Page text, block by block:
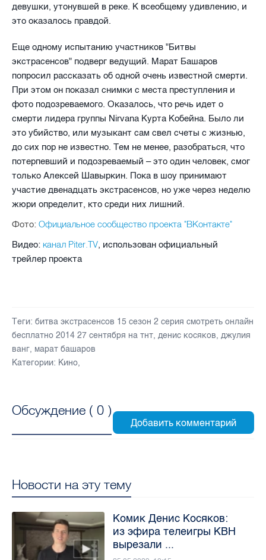
девушки, утонувшей в реке. К всеобщему удивлению, и
это оказалось правдой.
Еще одному испытанию участников "Битвы
экстрасенсов" подверг ведущий. Марат Башаров
попросил рассказать об одной очень известной смерти.
При этом он показал снимки с места преступления и
фото подозреваемого. Оказалось, что речь идет о
смерти лидера группы Nirvana Курта Кобейна. Было ли
это убийство, или музыкант сам свел счеты с жизнью,
до сих пор не известно. Тем не менее, разобраться, что
потерпевший и подозреваемый – это один человек, смог
только Алексей Шавыркин. Пока в шоу принимают
участие двенадцать экстрасенсов, но уже через неделю
жюри определит, кто среди них лишний.
Фото: Официальное сообщество проекта "ВКонтакте"
Видео: канал Piter TV, использован официальный
трейлер проекта
Теги: битва экстрасенсов 15 сезон 2 серия смотреть онлайн
бесплатно 2014 27 сентября на тнт, денис косяков, джулия
ванг, марат башаров
Категории: Кино,
Обсуждение ( 0 )
Новости на эту тему
Комик Денис Косяков:
из эфира телеигры КВН
вырезали ...